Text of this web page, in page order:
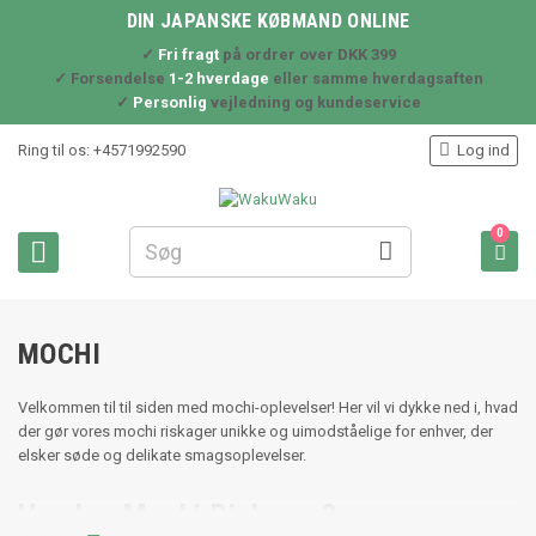
DIN JAPANSKE KØBMAND ONLINE
✓ Fri fragtpå ordrer over DKK 399
✓ Forsendelse 1-2 hverdage eller samme hverdagsaften
✓ Personlig vejledning og kundeservice
Ring til os: +4571992590
 
 Log ind

0
MOCHI
Velkommen til til siden med mochi-oplevelser! Her vil vi dykke ned i, hvad
der gør vores mochi riskager unikke og uimodståelige for enhver, der
elsker søde og delikate smagsoplevelser.